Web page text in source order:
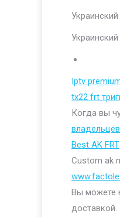
Iptv
tx22 frt
Когда вы
владельцев
Best AK FRT
Custom ak
Вы можете
доставкой.